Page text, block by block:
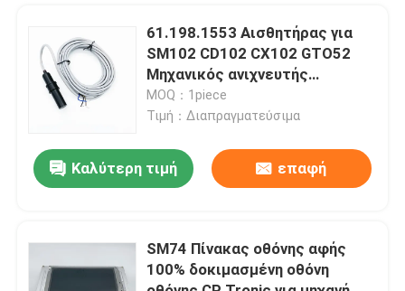
Επικοινωνήστε μαζί μας
Ειδήσεις
Υποθέσεις
Μέρη εκτύπωσης όφσετ
61.198.1553 Αισθητήρας για
SM102 CD102 CX102 GTO52
Μηχανικός ανιχνευτής
61.198.1553 SM102
Αισθητήρας OEM Fit
MOQ：1piece
Τιμή：Διαπραγματεύσιμα
Καλύτερη τιμή επαφή
SM74 Πίνακας οθόνης αφής
100% δοκιμασμένη οθόνη